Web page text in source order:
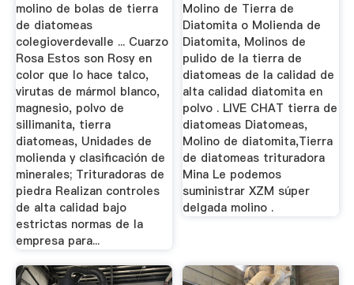
molino de bolas de tierra
de diatomeas
colegioverdevalle ... Cuarzo
Rosa Estos son Rosy en
color que lo hace talco,
virutas de mármol blanco,
magnesio, polvo de
sillimanita, tierra
diatomeas, Unidades de
molienda y clasificación de
minerales; Trituradoras de
piedra Realizan controles
de alta calidad bajo
estrictas normas de la
empresa para...
Molino de Tierra de
Diatomita o Molienda de
Diatomita, Molinos de
pulido de la tierra de
diatomeas de la calidad de
alta calidad diatomita en
polvo . LIVE CHAT tierra de
diatomeas Diatomeas,
Molino de diatomita,Tierra
de diatomeas trituradora
Mina Le podemos
suministrar XZM súper
delgada molino .